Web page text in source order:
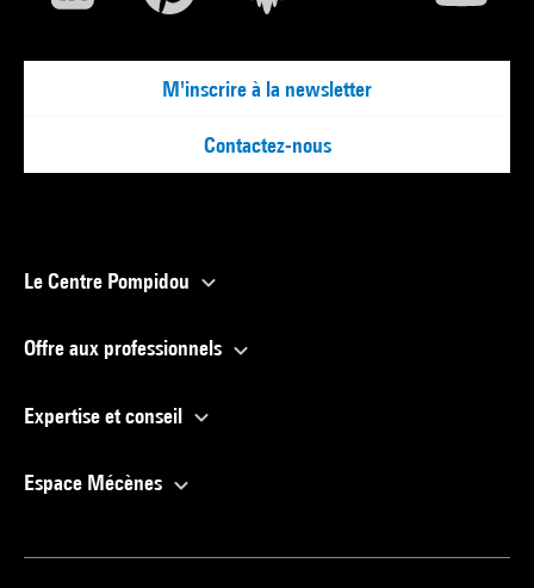
M'inscrire à la newsletter
Contactez-nous
Le Centre Pompidou
Offre aux professionnels
Expertise et conseil
Espace Mécènes